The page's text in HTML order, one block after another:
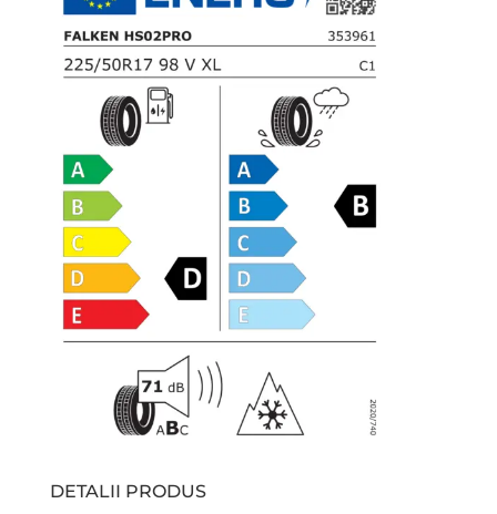
DETALII PRODUS